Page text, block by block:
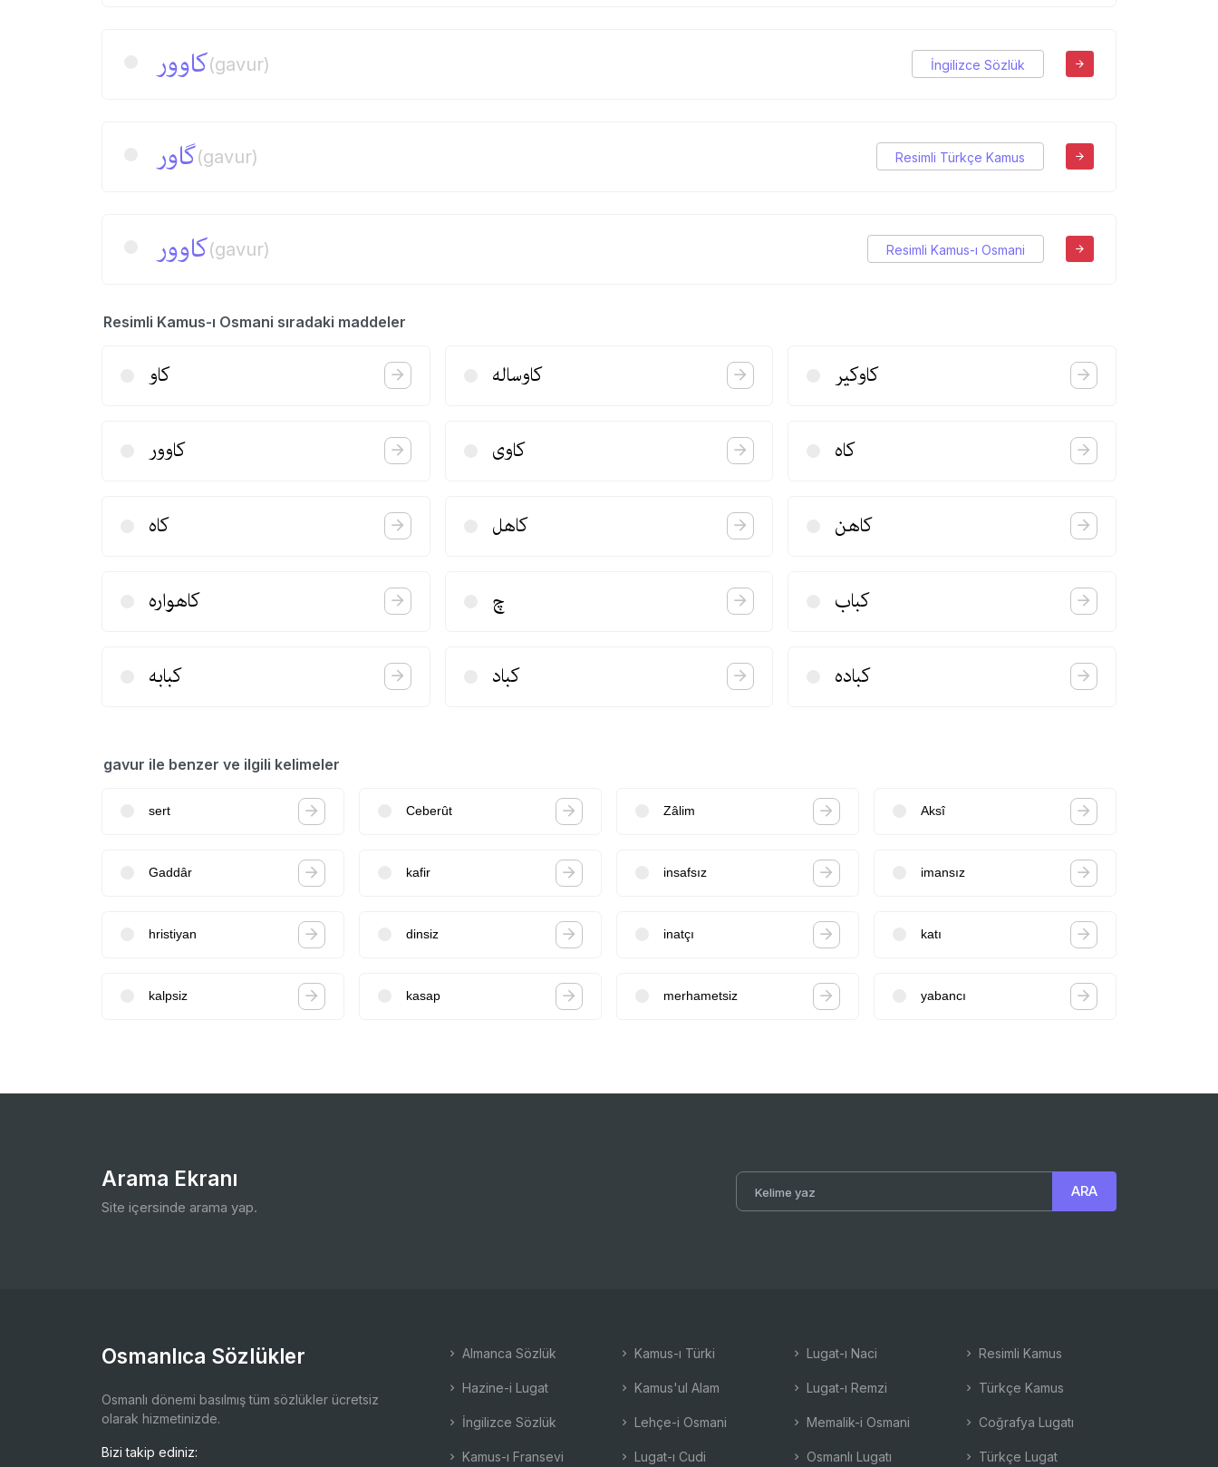
كاوور(gavur) İngilizce Sözlük
گاور(gavur) Resimli Türkçe Kamus
كاوور(gavur) Resimli Kamus-ı Osmani
Resimli Kamus-ı Osmani sıradaki maddeler
كاو كاوساله كاوكیر
كاوور كاوی كاه
كاه كاهل كاهن
كاهواره چ كباب
كبابه كباد كباده
gavur ile benzer ve ilgili kelimeler
sert Ceberût Zâlim Aksî
Gaddâr kafir insafsız imansız
hristiyan dinsiz inatçı katı
kalpsiz kasap merhametsiz yabancı
Arama Ekranı
Site içersinde arama yap.
Osmanlıca Sözlükler
Osmanlı dönemi basılmış tüm sözlükler ücretsiz
olarak hizmetinizde.
Bizi takip ediniz:
Almanca Sözlük
Hazine-i Lugat
İngilizce Sözlük
Kamus-ı Fransevi
Kamus-ı Türki
Kamus'ul Alam
Lehçe-i Osmani
Lugat-ı Cudi
Lugat-ı Naci
Lugat-ı Remzi
Memalik-i Osmani
Osmanlı Lugatı
Resimli Kamus
Türkçe Kamus
Coğrafya Lugatı
Türkçe Lugat